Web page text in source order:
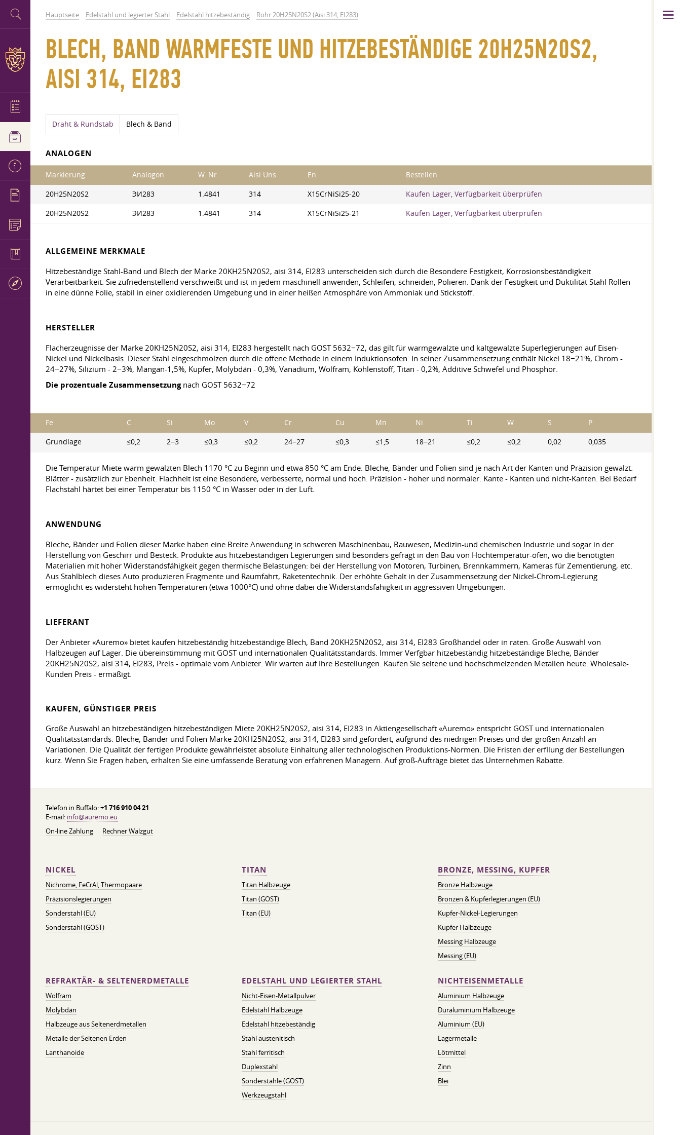
Hauptseite Edelstahl und legierter Stahl Edelstahl hitzebeständig Rohr 20H25N20S2 (Aisi 314, EI283)
BLECH, BAND WARMFESTE UND HITZEBESTÄNDIGE 20H25N20S2,
AISI 314, EI283
Draht & Rundstab Blech & Band
ANALOGEN
Markierung Analogon W. Nr. Aisi Uns En Bestellen
20H25N20S2 ЭИ283 1.4841 314 X15CrNiSi25-20 Kaufen Lager, Verfügbarkeit überprüfen
20H25N20S2 ЭИ283 1.4841 314 X15CrNiSi25-21 Kaufen Lager, Verfügbarkeit überprüfen
ALLGEMEINE MERKMALE
Hitzebeständige Stahl-Band und Blech der Marke 20KH25N20S2, aisi 314, EI283 unterscheiden sich durch die Besondere Festigkeit, Korrosionsbeständigkeit
Verarbeitbarkeit. Sie zufriedenstellend verschweißt und ist in jedem maschinell anwenden, Schleifen, schneiden, Polieren. Dank der Festigkeit und Duktilität Stahl Rollen
in eine dünne Folie, stabil in einer oxidierenden Umgebung und in einer heißen Atmosphäre von Ammoniak und Stickstoff.
HERSTELLER
Flacherzeugnisse der Marke 20KH25N20S2, aisi 314, EI283 hergestellt nach GOST 5632−72, das gilt für warmgewalzte und kaltgewalzte Superlegierungen auf Eisen-
Nickel und Nickelbasis. Dieser Stahl eingeschmolzen durch die offene Methode in einem Induktionsofen. In seiner Zusammensetzung enthält Nickel 18−21%, Chrom -
24−27%, Silizium - 2−3%, Mangan-1,5%, Kupfer, Molybdän - 0,3%, Vanadium, Wolfram, Kohlenstoff, Titan - 0,2%, Additive Schwefel und Phosphor.
Die prozentuale Zusammensetzungnach GOST 5632−72
Fe C Si Mo V Cr Cu Mn Ni Ti W S P
Grundlage ≤0,2 2−3 ≤0,3 ≤0,2 24−27 ≤0,3 ≤1,5 18−21 ≤0,2 ≤0,2 0,02 0,035
Die Temperatur Miete warm gewalzten Blech 1170 °C zu Beginn und etwa 850 °C am Ende. Bleche, Bänder und Folien sind je nach Art der Kanten und Präzision gewalzt.
Blätter - zusätzlich zur Ebenheit. Flachheit ist eine Besondere, verbesserte, normal und hoch. Präzision - hoher und normaler. Kante - Kanten und nicht-Kanten. Bei Bedarf
Flachstahl härtet bei einer Temperatur bis 1150 °C in Wasser oder in der Luft.
ANWENDUNG
Bleche, Bänder und Folien dieser Marke haben eine Breite Anwendung in schweren Maschinenbau, Bauwesen, Medizin-und chemischen Industrie und sogar in der
Herstellung von Geschirr und Besteck. Produkte aus hitzebeständigen Legierungen sind besonders gefragt in den Bau von Hochtemperatur-öfen, wo die benötigten
Materialien mit hoher Widerstandsfähigkeit gegen thermische Belastungen: bei der Herstellung von Motoren, Turbinen, Brennkammern, Kameras für Zementierung, etc.
Aus Stahlblech dieses Auto produzieren Fragmente und Raumfahrt, Raketentechnik. Der erhöhte Gehalt in der Zusammensetzung der Nickel-Chrom-Legierung
ermöglicht es widersteht hohen Temperaturen (etwa 1000°C) und ohne dabei die Widerstandsfähigkeit in aggressiven Umgebungen.
LIEFERANT
Der Anbieter «Auremo» bietet kaufen hitzebeständig hitzebeständige Blech, Band 20KH25N20S2, aisi 314, EI283 Großhandel oder in raten. Große Auswahl von
Halbzeugen auf Lager. Die übereinstimmung mit GOST und internationalen Qualitätsstandards. Immer Verfgbar hitzebeständig hitzebeständige Bleche, Bänder
20KH25N20S2, aisi 314, EI283, Preis - optimale vom Anbieter. Wir warten auf Ihre Bestellungen. Kaufen Sie seltene und hochschmelzenden Metallen heute. Wholesale-
Kunden Preis - ermäßigt.
KAUFEN, GÜNSTIGER PREIS
Große Auswahl an hitzebeständigen hitzebeständigen Miete 20KH25N20S2, aisi 314, EI283 in Aktiengesellschaft «Auremo» entspricht GOST und internationalen
Qualitätsstandards. Bleche, Bänder und Folien Marke 20KH25N20S2, aisi 314, EI283 sind gefordert, aufgrund des niedrigen Preises und der großen Anzahl an
Variationen. Die Qualität der fertigen Produkte gewährleistet absolute Einhaltung aller technologischen Produktions-Normen. Die Fristen der erfllung der Bestellungen
kurz. Wenn Sie Fragen haben, erhalten Sie eine umfassende Beratung von erfahrenen Managern. Auf groß-Aufträge bietet das Unternehmen Rabatte.
Telefon in Buffalo:+1 716 910 04 21
E-mail: info@auremo.eu
On-line Zahlung
Rechner Walzgut
NICKEL
Nichrome, FeСrAl, ​​Thermopaare
Präzisionslegierungen
Sonderstahl (EU)
Sonderstahl (GOST)
TITAN
Titan Halbzeuge
Titan (GOST)
Titan (EU)
BRONZE, MESSING, KUPFER
Bronze Halbzeuge
Bronzen & Kupferlegierungen (EU)
Kupfer-Nickel-Legierungen
Kupfer Halbzeuge
Messing Halbzeuge
Messing (EU)
REFRAKTÄR- & SELTENERDMETALLE
Wolfram
Molybdän
Halbzeuge aus Seltenerdmetallen
Metalle der Seltenen Erden
Lanthanoide
EDELSTAHL UND LEGIERTER STAHL
Nicht-Eisen-Metallpulver
Edelstahl Halbzeuge
Edelstahl hitzebeständig
Stahl austenitisch
Stahl ferritisch
Duplexstahl
Sonderstähle (GOST)
Werkzeugstahl
NICHTEISENMETALLE
Aluminium Halbzeuge
Duraluminium Halbzeuge
Aluminium (EU)
Lagermetalle
Lötmittel
Zinn
Blei